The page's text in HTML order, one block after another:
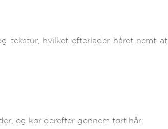
tekstur, hvilket efterlader håret nemt at
og kør derefter gennem tørt hår.